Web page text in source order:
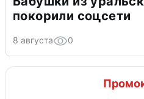
покорили соцсети
8 августа 0